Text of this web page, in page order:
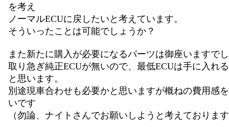
を考え
ノーマルECUに戻したいと考えています。
そういったことは可能でしょうか？
また新たに購入が必要になるパーツは御座いますで
取り急ぎ純正ECUが無いので、最低ECUは手に入れ
と思います。
別途現車合わせも必要かと思いますが概ねの費用感
いです
（勿論、ナイトさんでお願いしようと考えておりま